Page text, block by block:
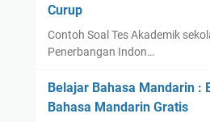
Curup
Contoh Soal Tes Akademik
Penerbangan Indon…
Belajar Bahasa Mandarin :
Bahasa Mandarin Gratis